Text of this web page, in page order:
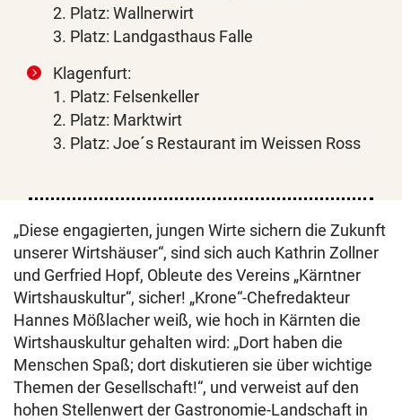
2. Platz: Wallnerwirt
3. Platz: Landgasthaus Falle
Klagenfurt:
1. Platz: Felsenkeller
2. Platz: Marktwirt
3. Platz: Joe´s Restaurant im Weissen Ross
„Diese engagierten, jungen Wirte sichern die Zukunft
unserer Wirtshäuser“, sind sich auch Kathrin Zollner
und Gerfried Hopf, Obleute des Vereins „Kärntner
Wirtshauskultur“, sicher! „Krone“-Chefredakteur
Hannes Mößlacher weiß, wie hoch in Kärnten die
Wirtshauskultur gehalten wird: „Dort haben die
Menschen Spaß; dort diskutieren sie über wichtige
Themen der Gesellschaft!“, und verweist auf den
hohen Stellenwert der Gastronomie-Landschaft in